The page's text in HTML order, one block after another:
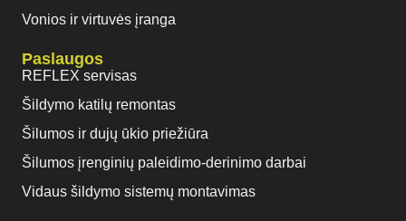
Vonios ir virtuvės įranga
Paslaugos
REFLEX servisas
Šildymo katilų remontas
Šilumos ir dujų ūkio priežiūra
Šilumos įrenginių paleidimo-derinimo darbai
Vidaus šildymo sistemų montavimas